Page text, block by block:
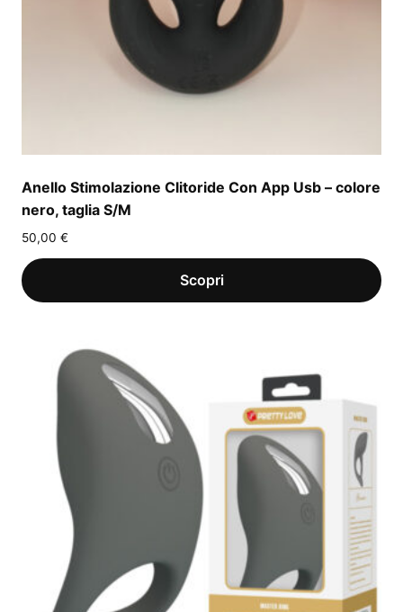
Anello Stimolazione Clitoride Con App Usb – colore
nero, taglia S/M
50,00 €